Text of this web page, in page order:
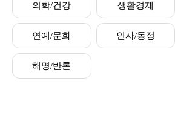
의학/건강 생활경제
연예/문화 인사/동정
해명/반론